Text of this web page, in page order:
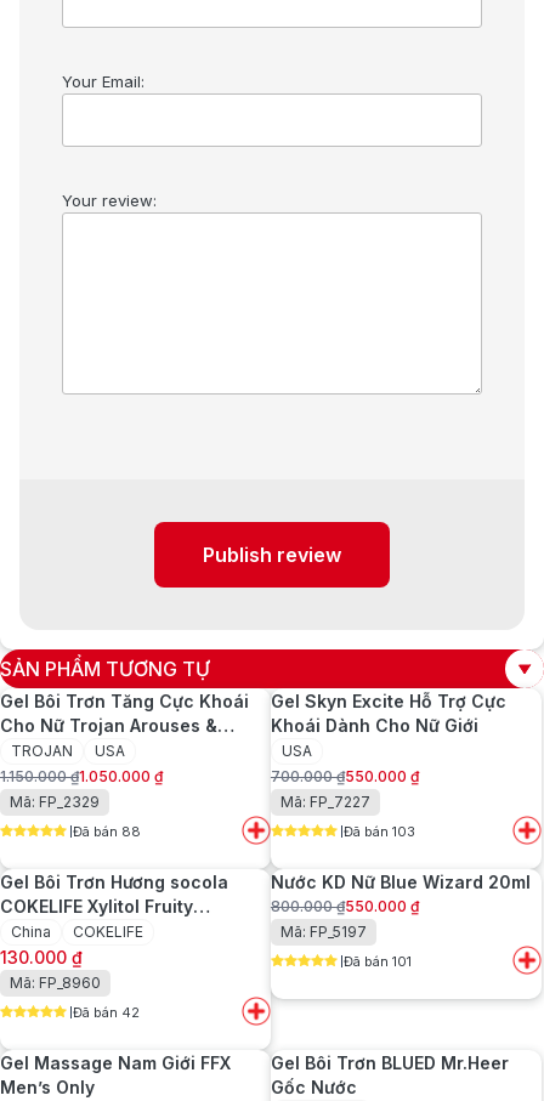
Your Email:
Your review:
Publish review
SẢN PHẨM TƯƠNG TỰ
Gel Bôi Trơn Tăng Cực Khoái
Cho Nữ Trojan Arouses &
Intensifies
TROJAN
USA
1.150.000₫
Giá
gốc
là:
1.150.000 ₫.
1.050.000 ₫
Giá
hiện
tại
là:
1.050.000 ₫.
Mã: FP_2329
Đã bán 88
Gel Skyn Excite Hỗ Trợ Cực
Khoái Dành Cho Nữ Giới
USA
700.000₫
Giá
gốc
là:
700.000 ₫.
550.000 ₫
Giá
hiện
tại
là:
550.000 ₫.
Mã: FP_7227
Đã bán 103
Gel Bôi Trơn Hương socola
COKELIFE Xylitol Fruity
Lubricant 200ml
China COKELIFE
130.000 ₫
Mã: FP_8960
Đã bán 42
Nước KD Nữ Blue Wizard 20ml
800.000₫
Giá
gốc
là:
800.000 ₫.
550.000 ₫
Giá
hiện
tại
là:
550.000 ₫.
Mã: FP_5197
Đã bán 101
Gel Massage Nam Giới FFX
Men’s Only
Gel Bôi Trơn BLUED Mr.Heer
Gốc Nước